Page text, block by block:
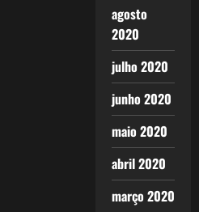
agosto
2020
julho 2020
junho 2020
maio 2020
abril 2020
março 2020